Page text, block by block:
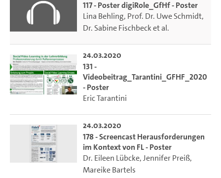
117 - Poster digiRole_GfHf - Poster
Lina Behling, Prof. Dr. Uwe Schmidt,
Dr. Sabine Fischbecket al.
24.03.2020
131 -
Videobeitrag_Tarantini_GFHF_2020
- Poster
Eric Tarantini
24.03.2020
178 - Screencast Herausforderungen
im Kontext von FL - Poster
Dr. Eileen Lübcke,Jennifer Preiß,
Mareike Bartels